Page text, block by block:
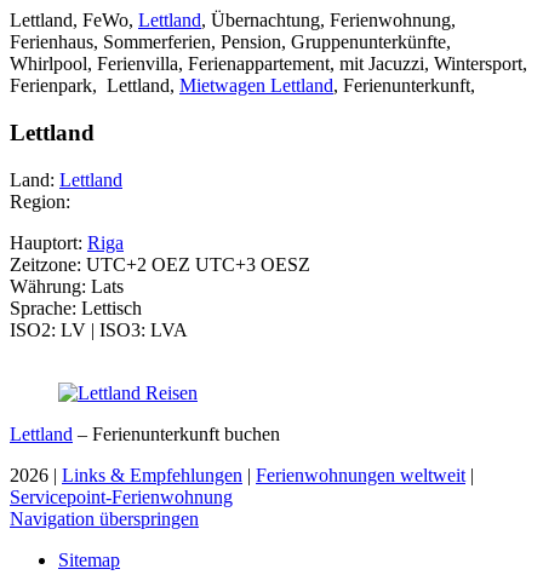
Lettland, FeWo, Lettland, Übernachtung, Ferienwohnung,
Ferienhaus, Sommerferien, Pension, Gruppenunterkünfte,
Whirlpool, Ferienvilla, Ferienappartement, mit Jacuzzi, Wintersport,
Ferienpark, Lettland, Mietwagen Lettland, Ferienunterkunft,
Lettland
Land: Lettland
Region:
Hauptort: Riga
Zeitzone: UTC+2 OEZ UTC+3 OESZ
Währung: Lats
Sprache: Lettisch
ISO2: LV | ISO3: LVA
Lettland – Ferienunterkunft buchen
2026 | Links & Empfehlungen | Ferienwohnungen weltweit |
Servicepoint-Ferienwohnung
Navigation überspringen
Sitemap